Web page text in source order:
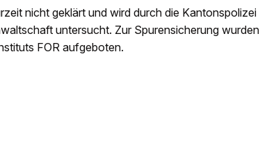
nicht geklärt und wird durch die Kantonspolizei
untersucht. Zur Spurensicherung wurden
FOR aufgeboten.